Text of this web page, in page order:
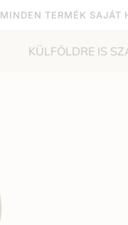
MINDEN TERMÉK SAJÁT
KÜLFÖLDRE IS